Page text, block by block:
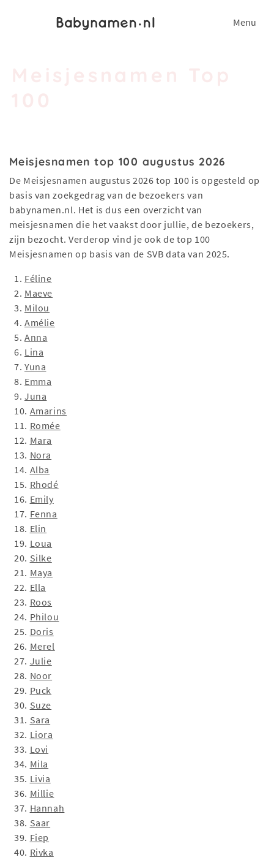
Menu
Meisjesnamen top 100 augustus 2026
De Meisjesnamen augustus 2026 top 100 is opgesteld op
basis van zoekgedrag van de bezoekers van
babynamen.nl. Het is dus een overzicht van
meisjesnamen die het vaakst door jullie, de bezoekers,
zijn bezocht. Verderop vind je ook de top 100
Meisjesnamen op basis van de SVB data van 2025.
1. Féline
2. Maeve
3. Milou
4. Amélie
5. Anna
6. Lina
7. Yuna
8. Emma
9. Juna
10. Amarins
11. Romée
12. Mara
13. Nora
14. Alba
15. Rhodé
16. Emily
17. Fenna
18. Elin
19. Loua
20. Silke
21. Maya
22. Ella
23. Roos
24. Philou
25. Doris
26. Merel
27. Julie
28. Noor
29. Puck
30. Suze
31. Sara
32. Liora
33. Lovi
34. Mila
35. Livia
36. Millie
37. Hannah
38. Saar
39. Fiep
40. Rivka